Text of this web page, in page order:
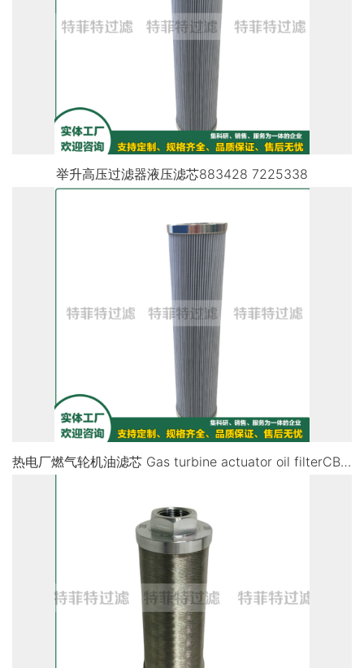
举升高压过滤器液压滤芯883428 7225338
热电厂燃气轮机油滤芯 Gas turbine actuator oil filterCB13299-001V CB13300-001V